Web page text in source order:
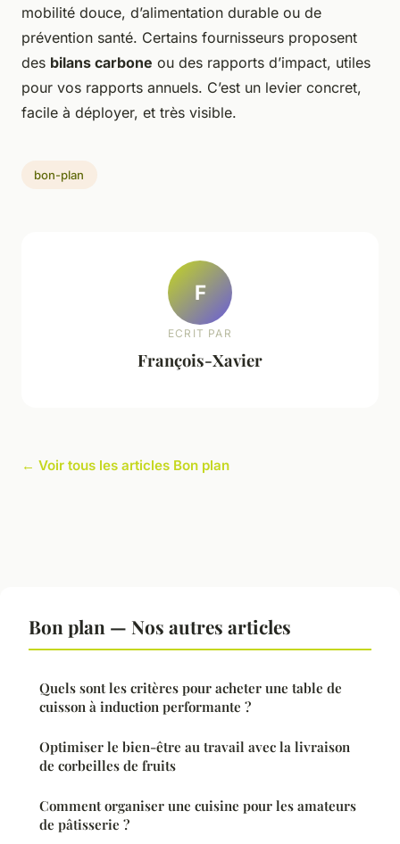
mobilité douce, d’alimentation durable ou de
prévention santé. Certains fournisseurs proposent
des bilans carbone ou des rapports d’impact, utiles
pour vos rapports annuels. C’est un levier concret,
facile à déployer, et très visible.
bon-plan
F
ECRIT PAR
François-Xavier
← Voir tous les articles Bon plan
Bon plan — Nos autres articles
Quels sont les critères pour acheter une table de
cuisson à induction performante ?
Optimiser le bien-être au travail avec la livraison
de corbeilles de fruits
Comment organiser une cuisine pour les amateurs
de pâtisserie ?